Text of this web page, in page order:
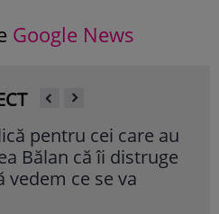
Google News
pentru cei care au
Bălan că îi distruge
vedem ce se va